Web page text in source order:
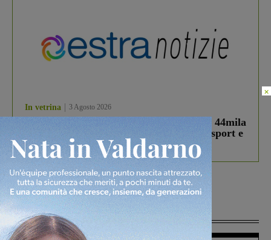
In vetrina 3 Agosto 2026
Estra Notizie agosto: Smart Cities, oltre 44mila
studenti coinvolti, torna il bando per lo sport e
debutta il podcast Estrair
Più lette
×